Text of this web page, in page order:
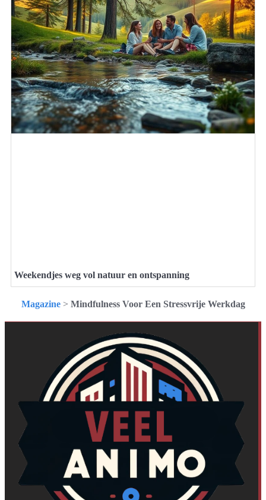
Weekendjes weg vol natuur en ontspanning
Magazine> Mindfulness Voor Een Stressvrije Werkdag